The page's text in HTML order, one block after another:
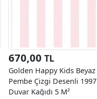
670,00 TL
Golden Happy Kids Beyaz
Pembe Çizgi Desenli 1997
Duvar Kağıdı 5 M²